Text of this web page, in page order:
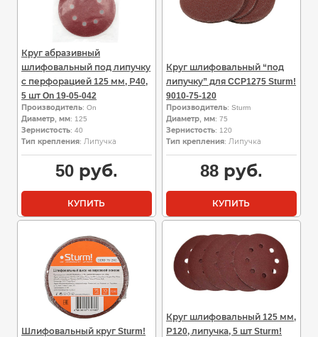
Круг абразивный
шлифовальный под липучку
с перфорацией 125 мм, Р40,
5 шт On 19-05-042
Производитель: On
Диаметр, мм: 125
Зернистость: 40
Тип крепления: Липучка
50руб.
КУПИТЬ
Круг шлифовальный “под
липучку” для CCP1275 Sturm!
9010-75-120
Производитель: Sturm
Диаметр, мм: 75
Зернистость: 120
Тип крепления: Липучка
88руб.
КУПИТЬ
Шлифовальный круг Sturm!
Круг шлифовальный 125 мм,
Р120, липучка, 5 шт Sturm!